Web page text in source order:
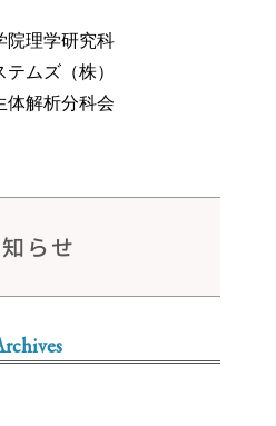
理学研究科
ズ（株）
析分科会
らせ